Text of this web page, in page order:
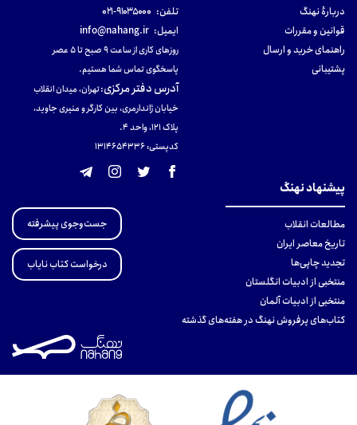
دربارهٔ نهنگ
قوانین و مقررات
راهنمای خرید و ارسال
پشتیبانی
تلفن: ۹۱۰۳۵۰۰۰-۰۲۱
ایمیل: info@nahang.ir
روزهای کاری از ساعت ۹ صبح تا ۵ عصر
پاسخگوی تماس شما هستیم.
آدرس دفتر مرکزی:تهران، میدان انقلاب
خیابان ژاندارمری، بین کارگر و منیری جاوید،
پلاک 121، واحد ۴.
کدپستی: 131465433۶
پیشنهاد نهنگ
مطالعات انقلاب
تاریخ معاصر ایران
تجدید چاپی‌ها
منتخبی از ادبیات انگلستان
منتخبی از ادبیات آلمان
کتاب‌های پرفروش نهنگ در هفته‌های گذشته
جست‌وجوی پیشرفته
درخواست کتاب نایاب